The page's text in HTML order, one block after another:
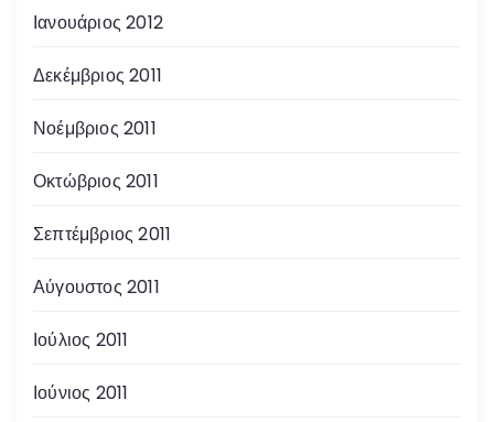
Ιανουάριος 2012
Δεκέμβριος 2011
Νοέμβριος 2011
Οκτώβριος 2011
Σεπτέμβριος 2011
Αύγουστος 2011
Ιούλιος 2011
Ιούνιος 2011